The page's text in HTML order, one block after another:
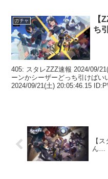
ガチャ
【
ち
405: スタレZZZ速報 2024/09/
ーンかシーザーどっち引けばい
2024/09/21(土) 20:05:46.15
【
ん…